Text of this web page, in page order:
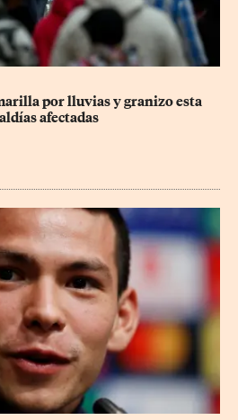
por lluvias y granizo esta
afectadas